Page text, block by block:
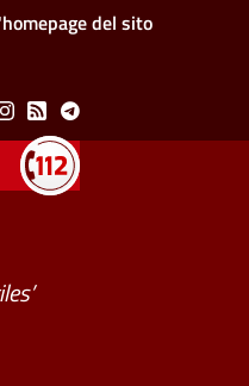
del sito
Feed Telegram